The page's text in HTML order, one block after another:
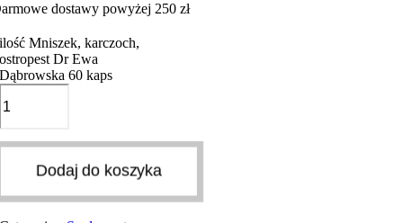
dostawy powyżej 250 zł
ilość Mniszek, karczoch,
ostropest Dr Ewa
Dąbrowska 60 kaps
Dodaj do koszyka